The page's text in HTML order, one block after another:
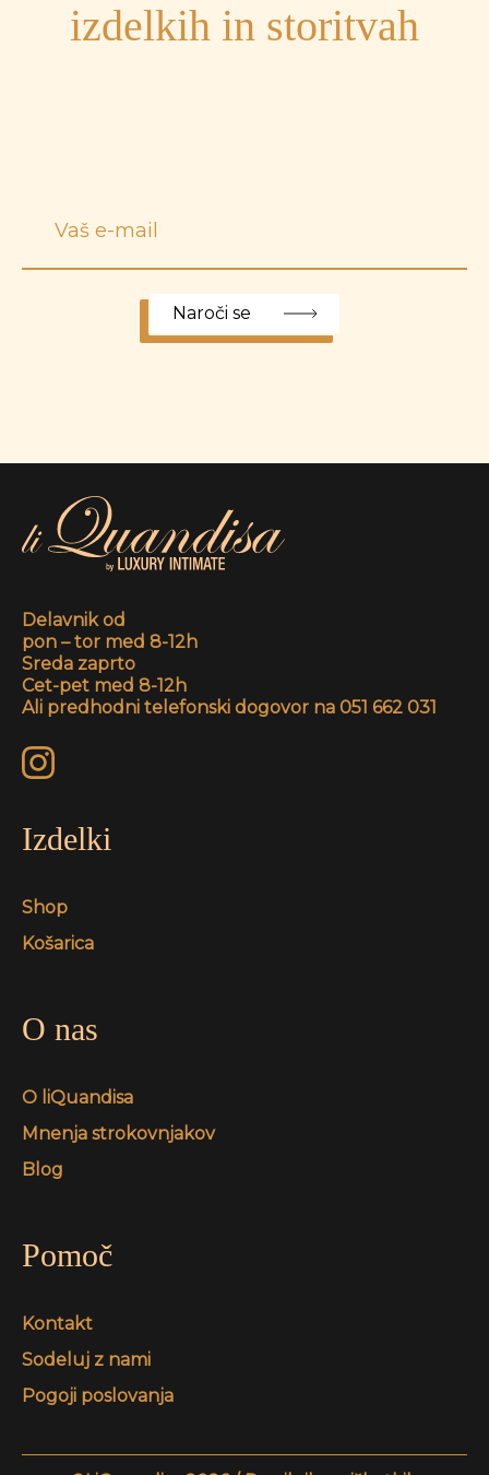
izdelkih in storitvah
Naroči se
Delavnik od
pon – tor med 8-12h
Sreda zaprto
Cet-pet med 8-12h
Ali predhodni telefonski dogovor na 051 662 031
Izdelki
Shop
Košarica
O nas
O liQuandisa
Mnenja strokovnjakov
Blog
Pomoč
Kontakt
Sodeluj z nami
Pogoji poslovanja